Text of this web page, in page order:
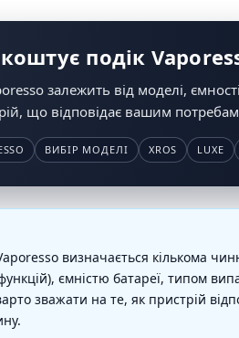
подік
залежить від моделі,
що відповідає вашим
ВИБІР МОДЕЛІ XROS LUXE
визначається кількома
ємністю батареї, типом
зважати на те, як пристрій